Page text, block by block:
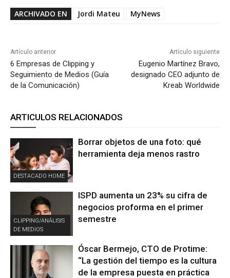
ARCHIVADO EN Jordi Mateu MyNews
Artículo anterior
6 Empresas de Clipping y
Seguimiento de Medios (Guía
de la Comunicación)
Artículo siguiente
Eugenio Martínez Bravo,
designado CEO adjunto de
Kreab Worldwide
ARTICULOS RELACIONADOS
DESTACADO HOME
Borrar objetos de una foto: qué
herramienta deja menos rastro
CLIPPING/ANÁLISIS
DE MEDIOS
ISPD aumenta un 23% su cifra de
negocios proforma en el primer
semestre
Óscar Bermejo, CTO de Protime:
“La gestión del tiempo es la cultura
de la empresa puesta en práctica